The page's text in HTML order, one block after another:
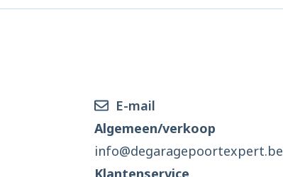
E-mail
Algemeen/verkoop
info@degaragepoortexpert.be